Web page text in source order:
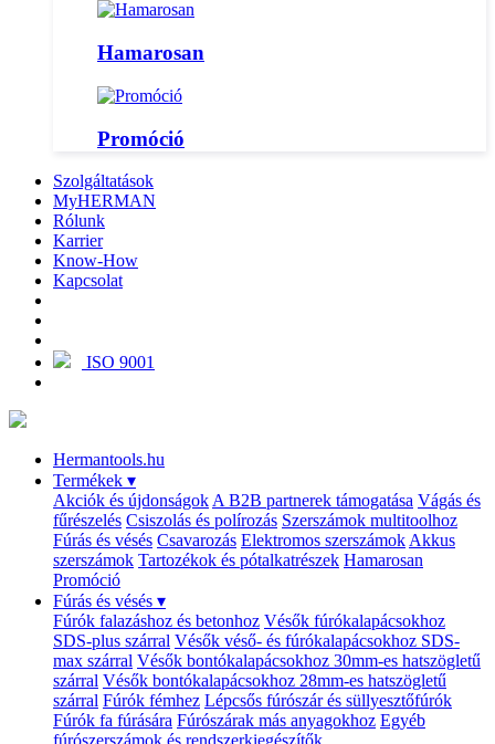
Hamarosan
Promóció
Szolgáltatások
MyHERMAN
Rólunk
Karrier
Know-How
Kapcsolat
ISO 9001
Hermantools.hu
Termékek ▾
Akciók és újdonságok A B2B partnerek támogatása Vágás és
fűrészelés Csiszolás és polírozás Szerszámok multitoolhoz
Fúrás és vésés Csavarozás Elektromos szerszámok Akkus
szerszámok Tartozékok és pótalkatrészek Hamarosan
Promóció
Fúrás és vésés ▾
Fúrók falazáshoz és betonhoz Vésők fúrókalapácsokhoz
SDS-plus szárral Vésők véső- és fúrókalapácsokhoz SDS-
max szárral Vésők bontókalapácsokhoz 30mm-es hatszögletű
szárral Vésők bontókalapácsokhoz 28mm-es hatszögletű
szárral Fúrók fémhez Lépcsős fúrószár és süllyesztőfúrók
Fúrók fa fúrására Fúrószárak más anyagokhoz Egyéb